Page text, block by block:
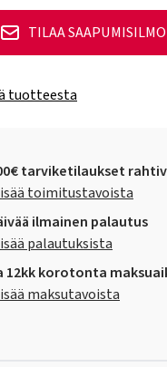
TILAA
tuotteesta
tarviketilaukset
toimitustavoista
ilmainen palautus
palautuksista
12kk korotonta
maksutavoista